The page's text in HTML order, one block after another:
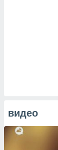
видео